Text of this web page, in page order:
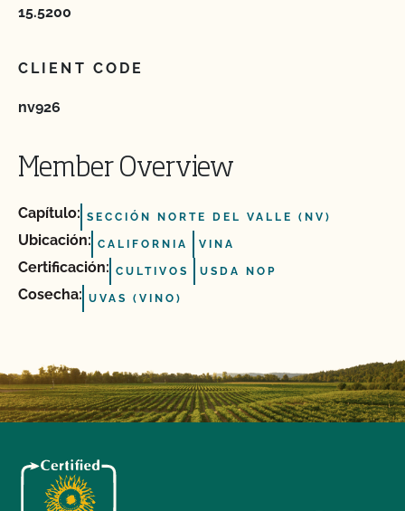
15.5200
CLIENT CODE
nv926
Member Overview
Capítulo: SECCIÓN NORTE DEL VALLE (NV)
Ubicación: CALIFORNIA VINA
Certificación: CULTIVOS USDA NOP
Cosecha: UVAS (VINO)